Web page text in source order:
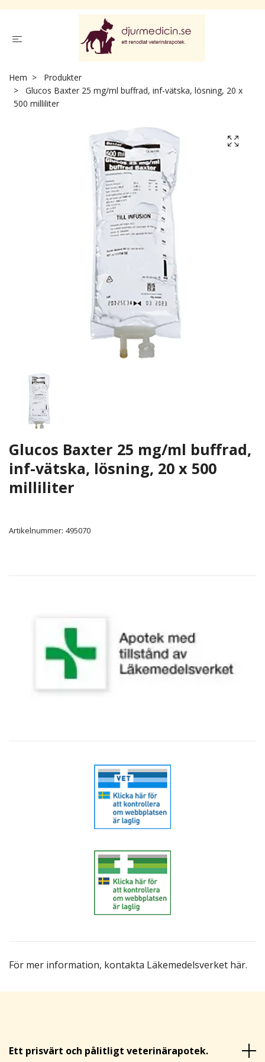
För mer information, kontakta Läkemedelsverket här.
Hem
Produkter
Glucos Baxter 25 mg/ml buffrad, inf-vätska, lösning, 20 x
500 milliliter
Glucos Baxter 25 mg/ml buffrad,
inf-vätska, lösning, 20 x 500
milliliter
Artikelnummer: 495070
Ett prisvärt och pålitligt veterinärapotek.